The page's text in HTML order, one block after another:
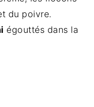
du poivre.
égouttés dans la